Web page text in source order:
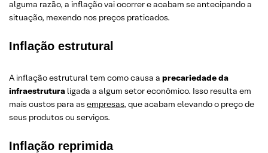
alguma razão, a inflação vai ocorrer e acabam se antecipando a
situação, mexendo nos preços praticados.
Inflação estrutural
A inflação estrutural tem como causa a precariedade da
infraestrutura ligada a algum setor econômico. Isso resulta em
mais custos para as empresas, que acabam elevando o preço de
seus produtos ou serviços.
Inflação reprimida